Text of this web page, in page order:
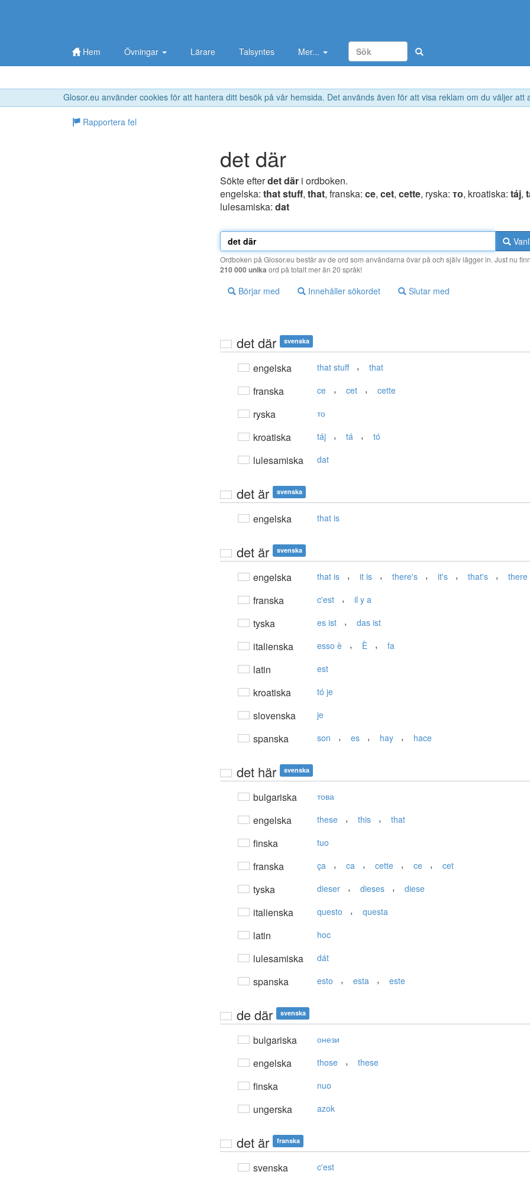
Glosor.eu använder cookies för att hantera ditt besök på vår hemsida. Det används även för att visa reklam om du väljer
Hem Övningar Lärare Talsyntes Mer...
Rapportera fel
det där
Sökte efterdet där i ordboken.
engelska: that stuff, that, franska: ce, cet, cette, ryska: то, kroatiska: táj,
lulesamiska: dat
Ordboken på Glosor.eu består av de ord som användarna övar på och själv lägger in. Just nu
210 000 unika ord på totalt mer än 20 språk!
Börjar med Innehåller sökordet Slutar med
det där svenska
engelska that stuff , that
franska ce , cet , cette
ryska то
kroatiska táj , tá , tó
lulesamiska dat
det är svenska
engelska that is
det är svenska
engelska that is , it is , there's , it's , that's , there
franska c'est , il y a
tyska es ist , das ist
italienska esso è , È , fa
latin est
kroatiska tó je
slovenska je
spanska son , es , hay , hace
det här svenska
bulgariska това
engelska these , this , that
finska tuo
franska ça , ca , cette , ce , cet
tyska dieser , dieses , diese
italienska questo , questa
latin hoc
lulesamiska dát
spanska esto , esta , este
de där svenska
bulgariska онези
engelska those , these
finska nuo
ungerska azok
det är franska
svenska c'est